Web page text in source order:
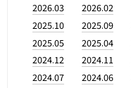
2026.03
2026.02
2025.10
2025.09
2025.05
2025.04
2024.12
2024.11
2024.07
2024.06